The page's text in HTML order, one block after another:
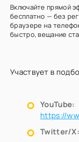
Включайте прямой
бесплатно — без
браузере на
быстро, вещание
Участвует в
YouTube:
https://
Twitter/X: